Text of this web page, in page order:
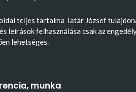
teljes tartalma Tatár József
leírások felhasználása csak az
lehetséges.
munka